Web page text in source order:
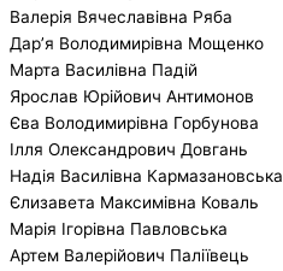
Валерія Вячеславівна Ряба
Дар’я Володимирівна Мощенко
Марта Василівна Падій
Ярослав Юрійович Антимонов
Єва Володимирівна Горбунова
Ілля Олександрович Довгань
Надія Василівна Кармазановська
Єлизавета Максимівна Коваль
Марія Ігорівна Павловська
Артем Валерійович Паліївець